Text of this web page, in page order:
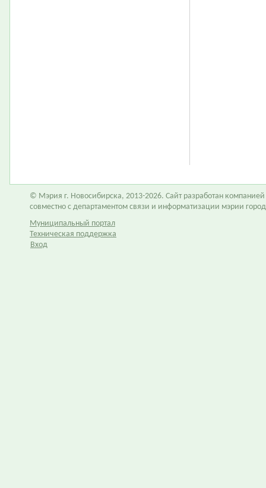
© Мэрия г. Новосибирска, 2013-2026. Сайт разработан компанией
совместно с департаментом связи и информатизации мэрии
Муниципальный портал
Техническая поддержка
Вход